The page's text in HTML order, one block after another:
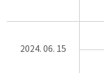
2024. 06. 15